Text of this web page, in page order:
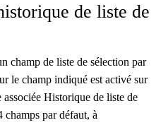
de liste de
champ de liste de sélection par
le champ indiqué est activé sur
Historique de liste de
par défaut, à